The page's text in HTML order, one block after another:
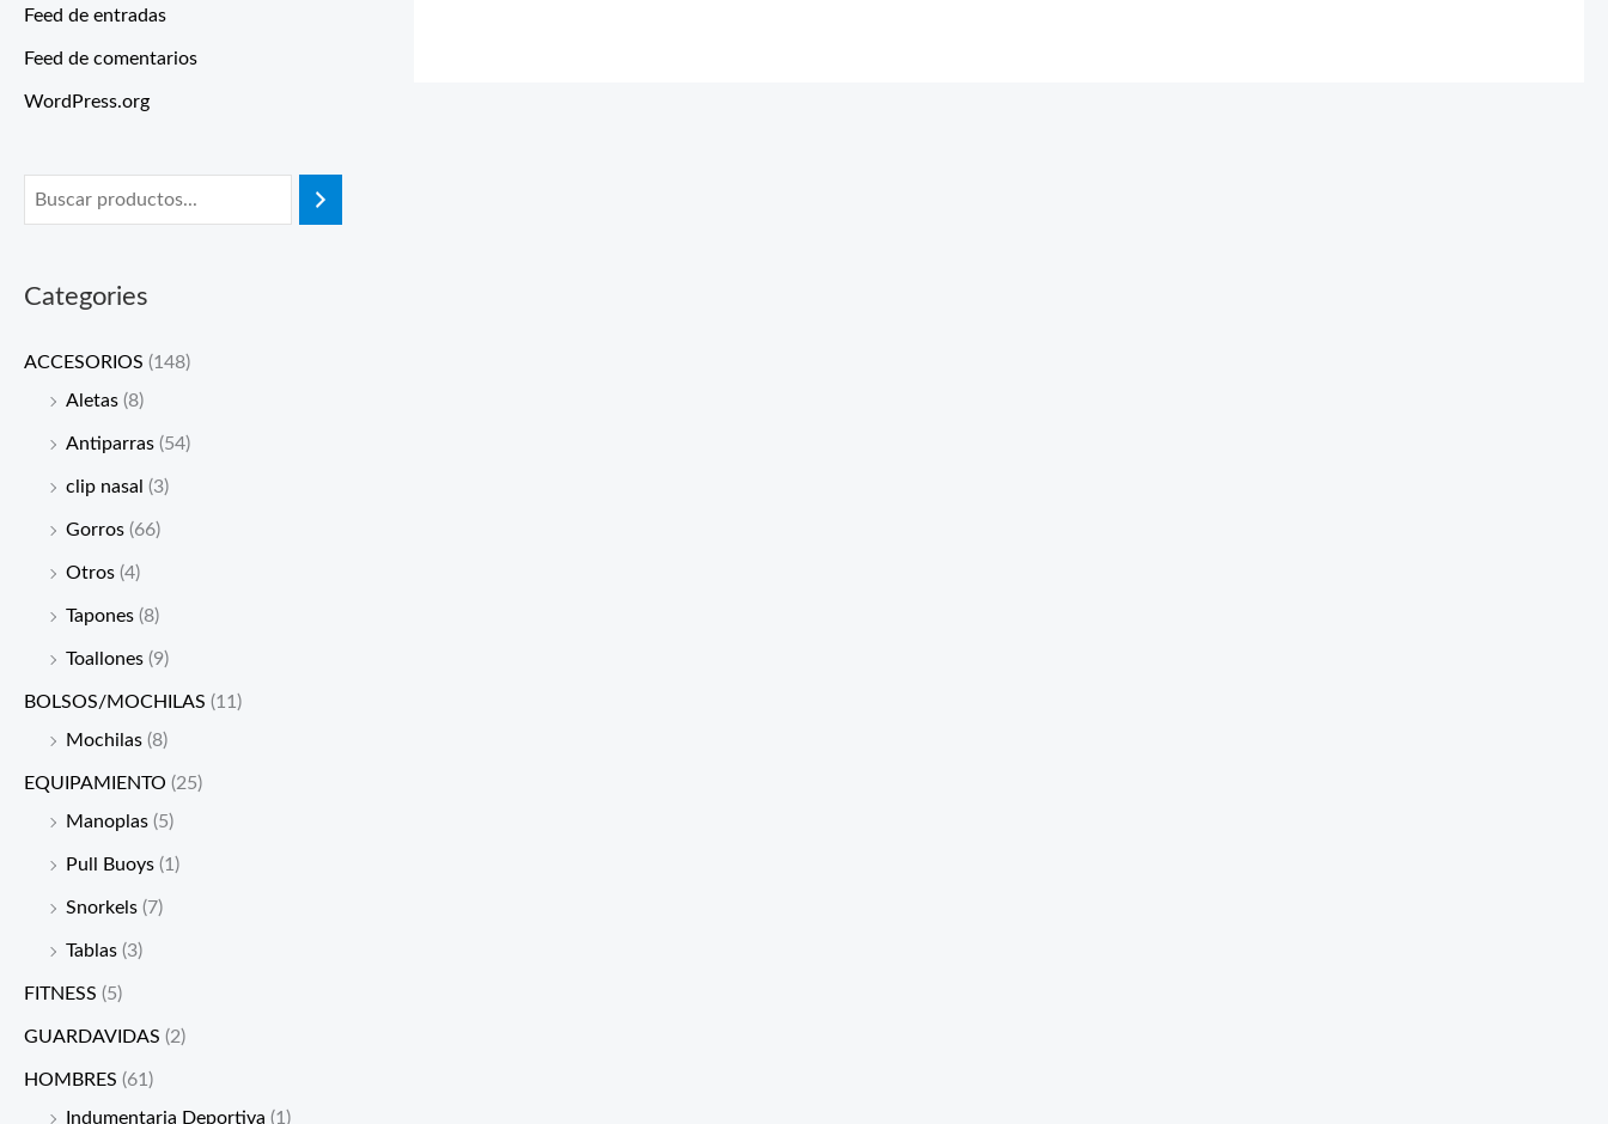
Feed de entradas
Feed de comentarios
WordPress.org
Categories
ACCESORIOS (148)
Aletas (8)
Antiparras (54)
clip nasal (3)
Gorros (66)
Otros (4)
Tapones (8)
Toallones (9)
BOLSOS/MOCHILAS (11)
Mochilas (8)
EQUIPAMIENTO (25)
Manoplas (5)
Pull Buoys (1)
Snorkels (7)
Tablas (3)
FITNESS (5)
GUARDAVIDAS (2)
HOMBRES (61)
Indumentaria Deportiva (1)